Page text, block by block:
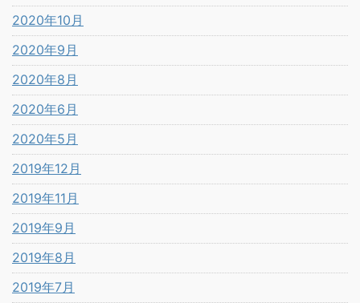
2020年10月
2020年9月
2020年8月
2020年6月
2020年5月
2019年12月
2019年11月
2019年9月
2019年8月
2019年7月